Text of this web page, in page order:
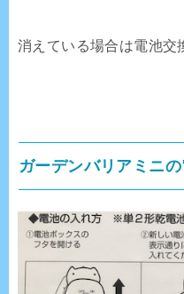
消えている場合は電池交
ガーデンバリアミニ